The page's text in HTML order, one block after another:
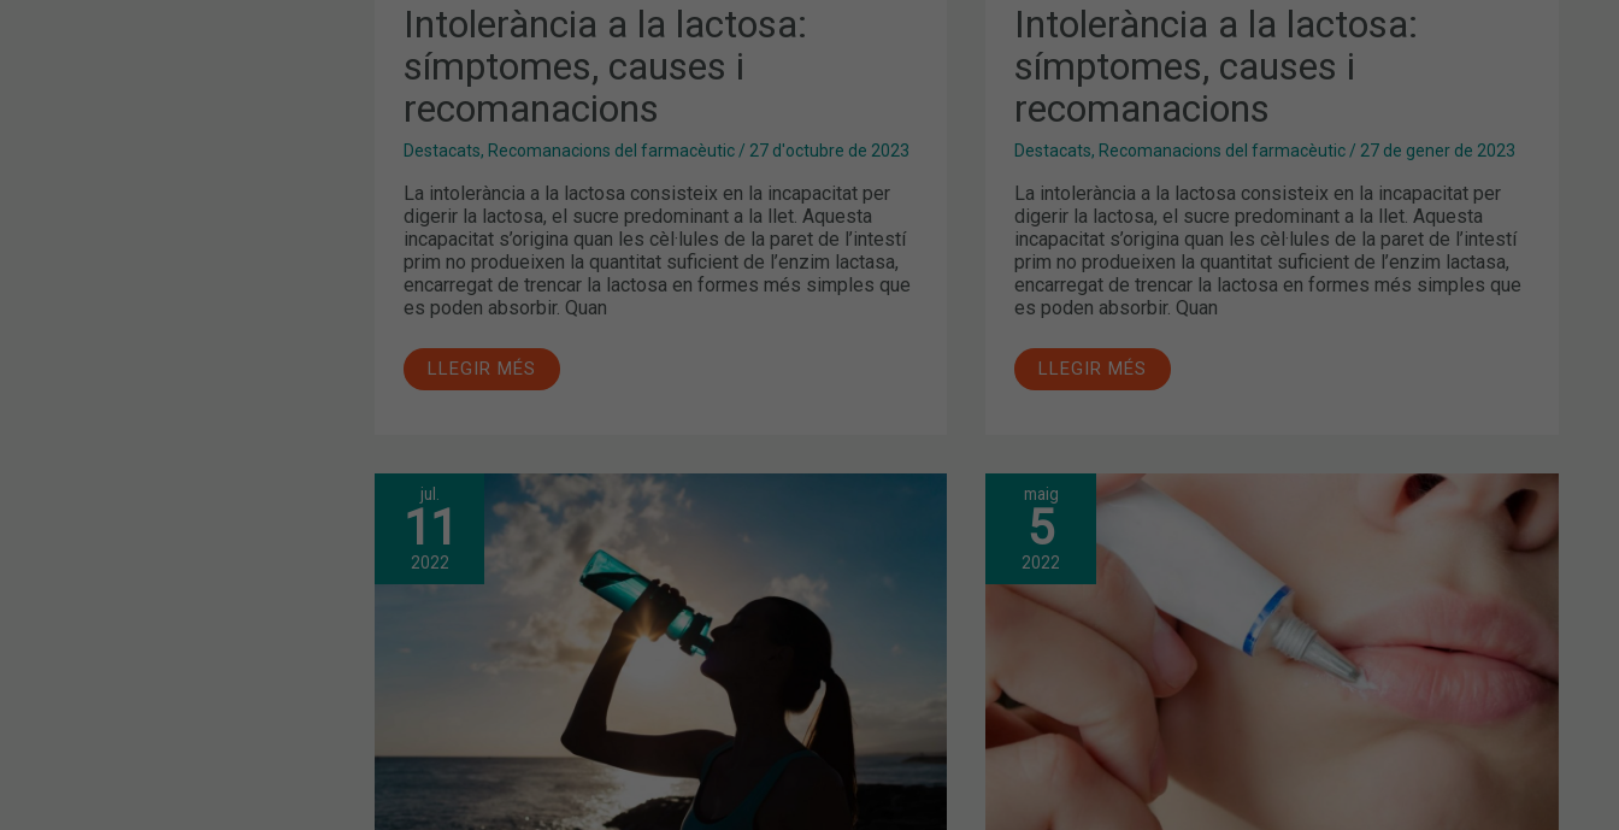
Intolerància a la lactosa:
símptomes, causes i
recomanacions
Destacats, Recomanacions del farmacèutic/ 27 d'octubre de 2023
La intolerància a la lactosa consisteix en la incapacitat per
digerir la lactosa, el sucre predominant a la llet. Aquesta
incapacitat s’origina quan les cèl·lules de la paret de l’intestí
prim no produeixen la quantitat suficient de l’enzim lactasa,
encarregat de trencar la lactosa en formes més simples que
es poden absorbir. Quan
LLEGIR MÉS
Intolerància a la lactosa:
símptomes, causes i
recomanacions
Destacats, Recomanacions del farmacèutic / 27 de gener de 2023
La intolerància a la lactosa consisteix en la incapacitat per
digerir la lactosa, el sucre predominant a la llet. Aquesta
incapacitat s’origina quan les cèl·lules de la paret de l’intestí
prim no produeixen la quantitat suficient de l’enzim lactasa,
encarregat de trencar la lactosa en formes més simples que
es poden absorbir. Quan
LLEGIR MÉS
jul.
11
2022
QUINS
ELS
SÍMPTOMES
DE
maig
5
2022
L’HERPES
LABIAL:
CAUSES,
PREVENCIÓ
I
TRACTAMENT